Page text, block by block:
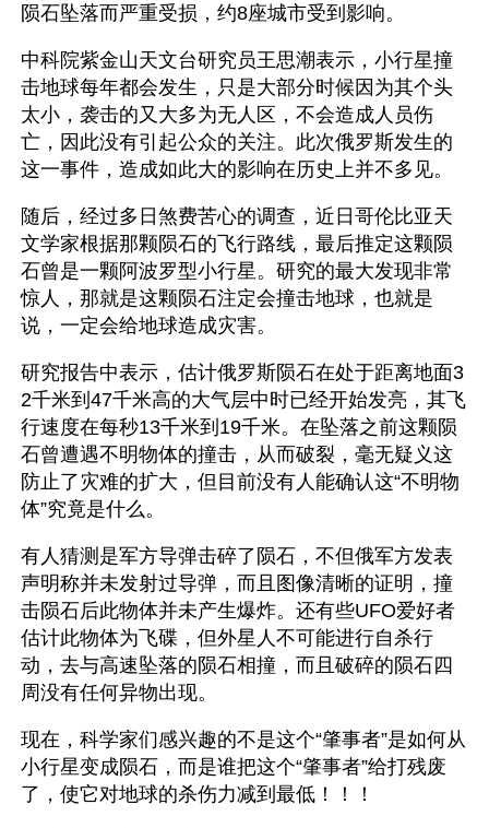
陨石坠落而严重受损，约8座城市受到影响。
中科院紫金山天文台研究员王思潮表示，小行星撞
击地球每年都会发生，只是大部分时候因为其个头
太小，袭击的又大多为无人区，不会造成人员伤
亡，因此没有引起公众的关注。此次俄罗斯发生的
这一事件，造成如此大的影响在历史上并不多见。
随后，经过多日煞费苦心的调查，近日哥伦比亚天
文学家根据那颗陨石的飞行路线，最后推定这颗陨
石曾是一颗阿波罗型小行星。研究的最大发现非常
惊人，那就是这颗陨石注定会撞击地球，也就是
说，一定会给地球造成灾害。
研究报告中表示，估计俄罗斯陨石在处于距离地面3
2千米到47千米高的大气层中时已经开始发亮，其飞
行速度在每秒13千米到19千米。在坠落之前这颗陨
石曾遭遇不明物体的撞击，从而破裂，毫无疑义这
防止了灾难的扩大，但目前没有人能确认这“不明物
体”究竟是什么。
有人猜测是军方导弹击碎了陨石，不但俄军方发表
声明称并未发射过导弹，而且图像清晰的证明，撞
击陨石后此物体并未产生爆炸。还有些UFO爱好者
估计此物体为飞碟，但外星人不可能进行自杀行
动，去与高速坠落的陨石相撞，而且破碎的陨石四
周没有任何异物出现。
现在，科学家们感兴趣的不是这个“肇事者”是如何从
小行星变成陨石，而是谁把这个“肇事者”给打残废
了，使它对地球的杀伤力减到最低！！！